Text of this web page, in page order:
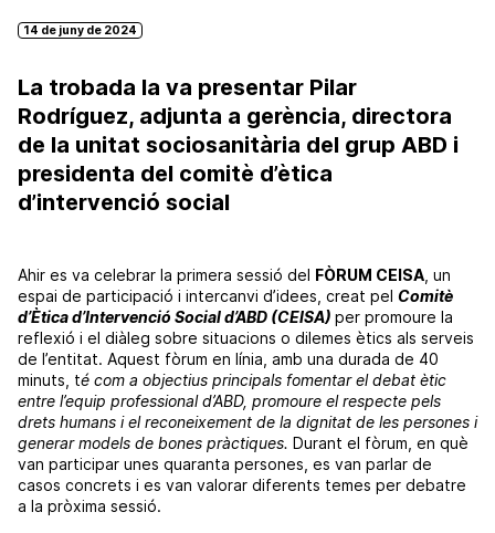
14 de juny de 2024
La trobada la va presentar Pilar
Rodríguez, adjunta a gerència, directora
de la unitat sociosanitària del grup ABD i
presidenta del comitè d’ètica
d’intervenció social
Ahir es va celebrar la primera sessió del FÒRUM CEISA , un
espai de participació i intercanvi d’idees, creat pel Comitè
d’Ètica d’Intervenció Social d’ABD (CEISA) per promoure la
reflexió i el diàleg sobre situacions o dilemes ètics als serveis
de l’entitat. Aquest fòrum en línia, amb una durada de 40
minuts, té com a objectius principals fomentar el debat ètic
entre l’equip professional d’ABD, promoure el respecte pels
drets humans i el reconeixement de la dignitat de les persones i
generar models de bones pràctiques. Durant el fòrum, en què
van participar unes quaranta persones, es van parlar de
casos concrets i es van valorar diferents temes per debatre
a la pròxima sessió.